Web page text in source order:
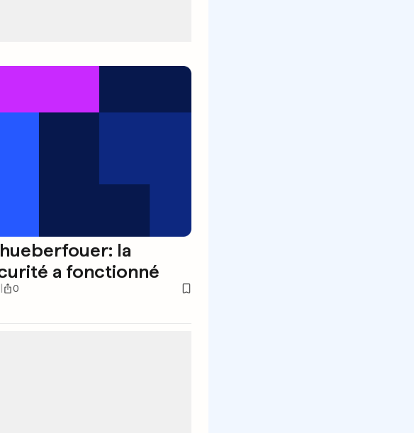
la
a fonctionné
0